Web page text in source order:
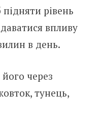
рівень
впливу
в день.
через
тунець,